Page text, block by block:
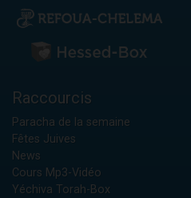
Raccourcis
Paracha de la semaine
Fêtes Juives
News
Cours Mp3-Vidéo
Yéchiva Torah-Box